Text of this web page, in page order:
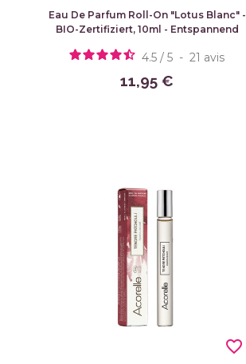
Eau De Parfum Roll-On "Lotus Blanc" -
BIO-Zertifiziert, 10ml - Entspannend
4.5 / 5 - 21 avis
11,95 €
favorite_border